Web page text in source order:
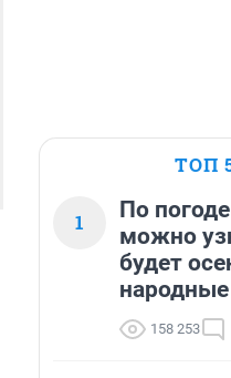
ТОП
1
По
можно
будет
158 253